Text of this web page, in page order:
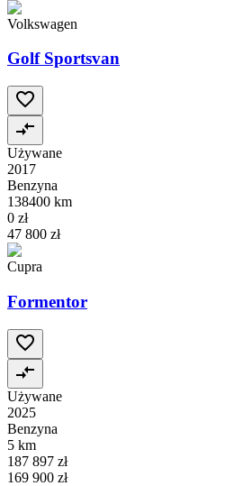
Volkswagen
Golf Sportsvan
Używane
2017
Benzyna
138400 km
0 zł
47 800 zł
Cupra
Formentor
Używane
2025
Benzyna
5 km
187 897 zł
169 900 zł